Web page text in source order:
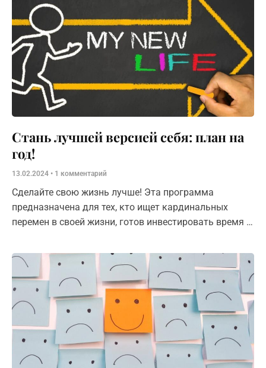
Стань лучшей версией себя: план на
год!
13.02.2024 1 комментарий
Сделайте свою жизнь лучше! Эта программа
предназначена для тех, кто ищет кардинальных
перемен в своей жизни, готов инвестировать время и